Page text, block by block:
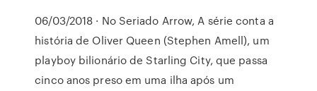
06/03/2018 · No Seriado Arrow, A série conta a
história de Oliver Queen (Stephen Amell), um
playboy bilionário de Starling City, que passa
cinco anos preso em uma ilha após um